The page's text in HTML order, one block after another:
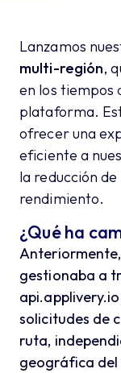
Lanzamos
multi-región,
en los tiempos
plataforma.
ofrecer una
eficiente a
la reducción
rendimiento.
¿Qué ha
gestionaba a
api.applivery.io
solicitudes de
ruta,
geográfica del